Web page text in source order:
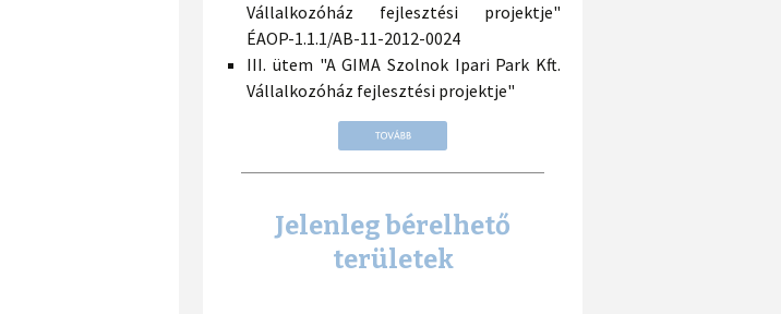
Vállalkozóház fejlesztési projektje"
ÉAOP-1.1.1/AB-11-2012-0024
III. ütem "A GIMA Szolnok Ipari Park Kft.
Vállalkozóház fejlesztési projektje"
Jelenleg bérelhető
területek